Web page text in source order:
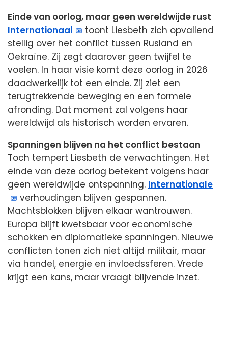
Einde van oorlog, maar geen wereldwijde rust
Internationaal
toont Liesbeth zich opvallend
stellig over het conflict tussen Rusland en
Oekraïne. Zij zegt daarover geen twijfel te
voelen. In haar visie komt deze oorlog in 2026
daadwerkelijk tot een einde. Zij ziet een
terugtrekkende beweging en een formele
afronding. Dat moment zal volgens haar
wereldwijd als historisch worden ervaren.
Spanningen blijven na het conflict bestaan
Toch tempert Liesbeth de verwachtingen. Het
einde van deze oorlog betekent volgens haar
geen wereldwijde ontspanning. Internationale
verhoudingen blijven gespannen.
Machtsblokken blijven elkaar wantrouwen.
Europa blijft kwetsbaar voor economische
schokken en diplomatieke spanningen. Nieuwe
conflicten tonen zich niet altijd militair, maar
via handel, energie en invloedssferen. Vrede
krijgt een kans, maar vraagt blijvende inzet.